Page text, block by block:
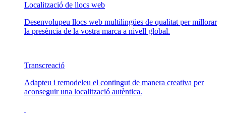
Localització de llocs web
Desenvolupeu llocs web multilingües de qualitat per millorar
la presència de la vostra marca a nivell global.
Transcreació
Adapteu i remodeleu el contingut de manera creativa per
aconseguir una localització autèntica.